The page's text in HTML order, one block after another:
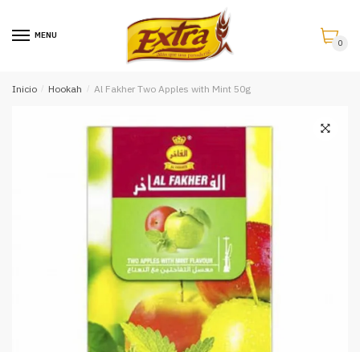
MENU
0
Inicio / Hookah / Al Fakher Two Apples with Mint 50g